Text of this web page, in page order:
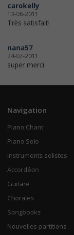
carokelly
13-08-2011
Très satisfait!
nana57
24-07-2011
super merci
Navigation
Piano Chant
Piano Solo
Instruments solistes
Accordéon
Guitare
Chorales
Songbooks
Nouvelles partitions